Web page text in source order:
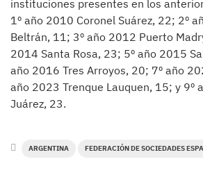
instituciones presentes en los
1º año 2010 Coronel Suárez, 22; 2º
Beltrán, 11; 3º año 2012 Puerto
2014 Santa Rosa, 23; 5º año 2015
año 2016 Tres Arroyos, 20; 7º año
año 2023 Trenque Lauquen, 15; y 9º
Juárez, 23.
ARGENTINA FEDERACIÓN DE SOCIEDADES